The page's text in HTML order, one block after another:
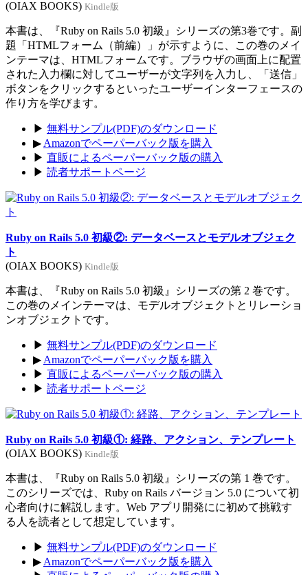
(OIAX BOOKS) Kindle版
本書は、『Ruby on Rails 5.0 初級』シリーズの第3巻です。副
題「HTMLフォーム（前編）」が示すように、この巻のメイ
ンテーマは、HTMLフォームです。ブラウザの画面上に配置
された入力欄に対してユーザーが文字列を入力し、「送信」
ボタンをクリックするといったユーザーインターフェースの
作り方を学びます。
▶ 無料サンプル(PDF)のダウンロード
▶ Amazonでペーパーバック版を購入
▶ 直販によるペーパーバック版の購入
▶ 読者サポートページ
Ruby on Rails 5.0 初級②: データベースとモデルオブジェク
ト
(OIAX BOOKS) Kindle版
本書は、『Ruby on Rails 5.0 初級』シリーズの第 2 巻です。
この巻のメインテーマは、モデルオブジェクトとリレーショ
ンオブジェクトです。
▶ 無料サンプル(PDF)のダウンロード
▶ Amazonでペーパーバック版を購入
▶ 直販によるペーパーバック版の購入
▶ 読者サポートページ
Ruby on Rails 5.0 初級①: 経路、アクション、テンプレート
(OIAX BOOKS) Kindle版
本書は、『Ruby on Rails 5.0 初級』シリーズの第 1 巻です。
このシリーズでは、Ruby on Rails バージョン 5.0 について初
心者向けに解説します。Web アプリ開発にに初めて挑戦す
る人を読者として想定しています。
▶ 無料サンプル(PDF)のダウンロード
▶ Amazonでペーパーバック版を購入